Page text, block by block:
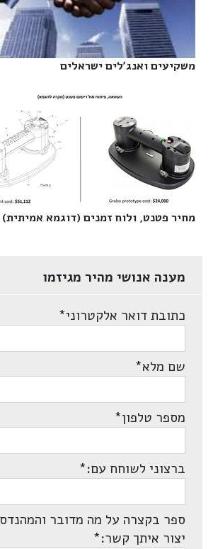
משקיעים ואנג'לים ישראלים‎
מחיר פטנט, ולוח זמנים (דוגמא אמיתית)‎
מענה אנושי מהיר מגיזמו
כתובת דואר אלקטרוני*
שם מלא*
מספר טלפון*
ברצוני לשוחח עם:*
ספר בקצרה על מה מדובר והמהנדס
יצור איתך קשר:*